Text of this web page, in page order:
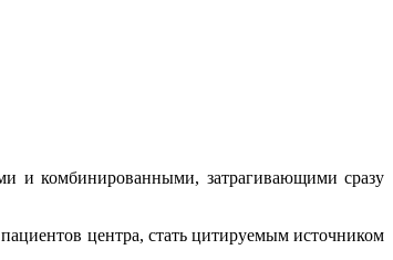
и комбинированными, затрагивающими сразу
центра, стать цитируемым источником